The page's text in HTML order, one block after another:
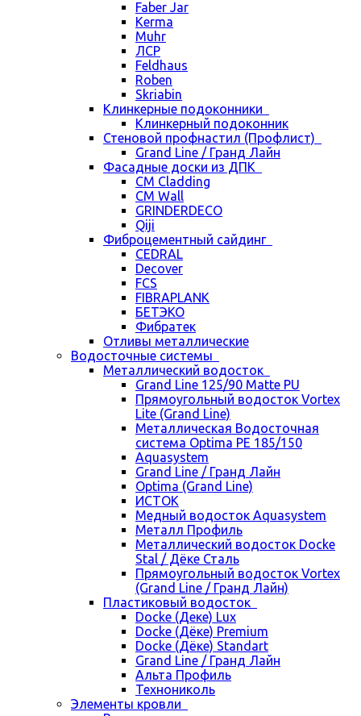
Faber Jar
Kerma
Muhr
ЛСР
Feldhaus
Roben
Skriabin
Клинкерные подоконники
Клинкерный подоконник
Стеновой профнастил (Профлист)
Grand Line / Гранд Лайн
Фасадные доски из ДПК
CM Cladding
CM Wall
GRINDERDECO
Qiji
Фиброцементный сайдинг
CEDRAL
Decover
FCS
FIBRAPLANK
БЕТЭКО
Фибратек
Отливы металлические
Водосточные системы
Металлический водосток
Grand Line 125/90 Matte PU
Прямоугольный водосток Vortex
Lite (Grand Line)
Металлическая Водосточная
система Optima PE 185/150
Aquasystem
Grand Line / Гранд Лайн
Optima (Grand Line)
ИСТОК
Медный водосток Aquasystem
Металл Профиль
Металлический водосток Docke
Stal / Дёке Сталь
Прямоугольный водосток Vortex
(Grand Line / Гранд Лайн)
Пластиковый водосток
Docke (Деке) Lux
Docke (Дёке) Premium
Docke (Дёке) Standart
Grand Line / Гранд Лайн
Альта Профиль
Технониколь
Элементы кровли